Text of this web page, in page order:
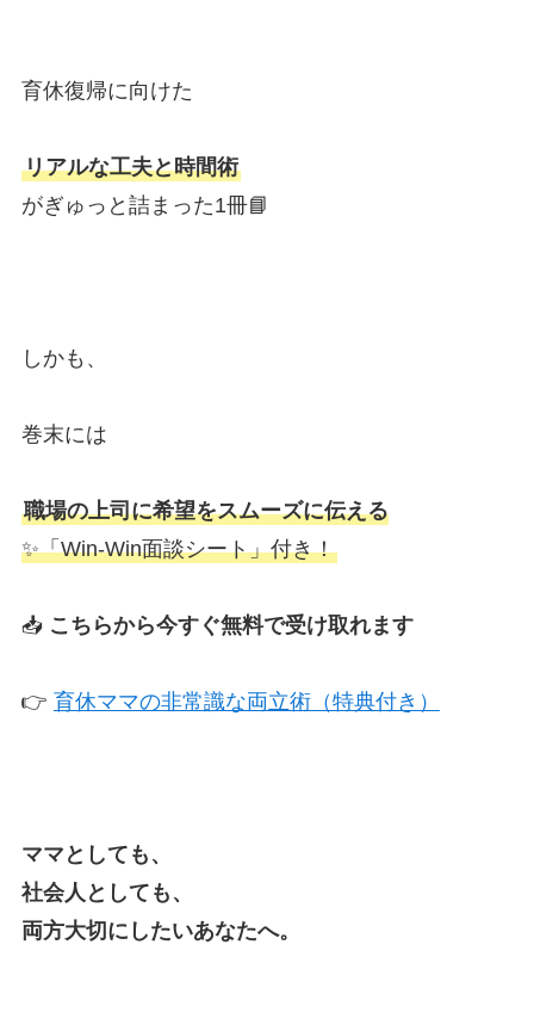
育休復帰に向けた
リアルな工夫と時間術
がぎゅっと詰まった1冊📘
しかも、
巻末には
職場の上司に希望をスムーズに伝える
✨「Win-Win面談シート」付き！
📥 こちらから今すぐ無料で受け取れます
👉 育休ママの非常識な両立術（特典付き）
ママとしても、
社会人としても、
両方大切にしたいあなたへ。